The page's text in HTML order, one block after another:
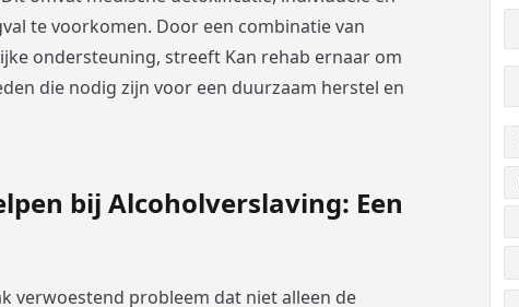
te voorkomen. Door een combinatie van
ondersteuning, streeft Kan rehab ernaar om
die nodig zijn voor een duurzaam herstel en
bij Alcoholverslaving: Een
verwoestend probleem dat niet alleen de